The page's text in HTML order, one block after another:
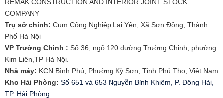
REMAK CONSTRUCTION AND INTERIOR JOINT STOCK
COMPANY
Trụ sở chính: Cụm Công Nghiệp Lại Yên, Xã Sơn Đồng, Thành
Phố Hà Nội
VP Trường Chinh : Số 36, ngõ 120 đường Trường Chinh, phường
Kim Liên,TP Hà Nội.
Nhà máy: KCN Bình Phú, Phường Kỳ Sơn, Tỉnh Phú Thọ, Việt Nam
Kho Hải Phòng: Số 651 và 653 Nguyễn Bỉnh Khiêm, P. Đông Hải,
TP. Hải Phòng